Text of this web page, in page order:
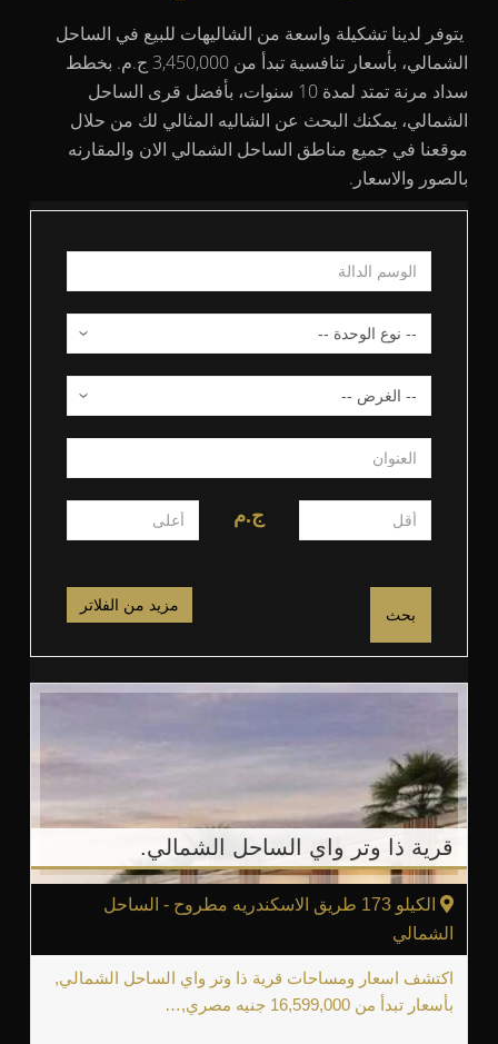
يتوفر لدينا تشكيلة واسعة من الشاليهات للبيع في الساحل
الشمالي، بأسعار تنافسية تبدأ من 3,450,000 ج.م. بخطط
سداد مرنة تمتد لمدة 10 سنوات، بأفضل قرى الساحل
الشمالي، يمكنك البحث عن الشاليه المثالي لك من حلال
موقعنا في جميع مناطق الساحل الشمالي الان والمقارنه
بالصور والاسعار.
ج.م
مزيد من الفلاتر
بحث
قرية ذا وتر واي الساحل الشمالي.
الكيلو 173 طريق الاسكندريه مطروح - الساحل
الشمالي
اكتشف اسعار ومساحات قرية ذا وتر واي الساحل الشمالي,
بأسعار تبدأ من 16,599,000 جنيه مصري,…